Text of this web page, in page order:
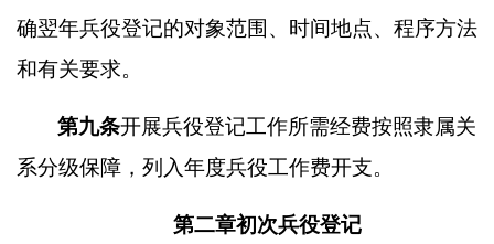
确翌年兵役登记的对象范围、时间地点、程序方法
和有关要求。
第九条开展兵役登记工作所需经费按照隶属关
系分级保障，列入年度兵役工作费开支。
第二章初次兵役登记